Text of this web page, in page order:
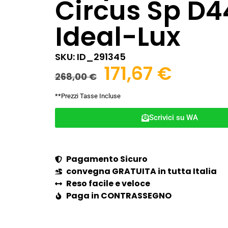
Circus Sp
Ideal-Lux
SKU: ID_291345
268,00€ 171,67 €
**Prezzi Tasse Incluse
Scrivici su WA
Pagamento Sicuro
convegna GRATUITA in tutta Italia
Reso facile e veloce
Paga in CONTRASSEGNO